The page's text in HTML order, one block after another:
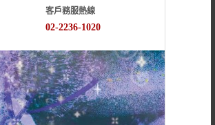
客戶務服熱線
02-2236-1020